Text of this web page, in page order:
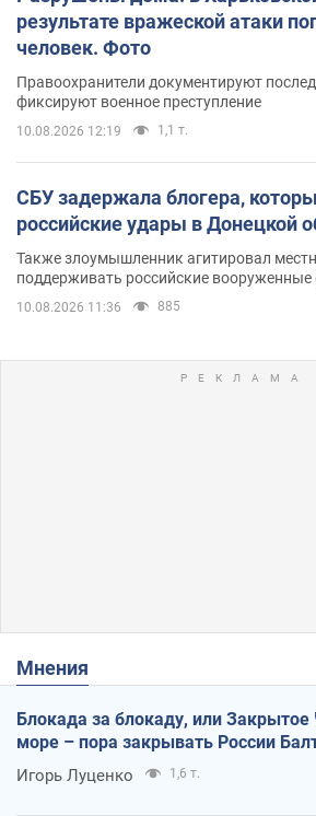
результате вражеской атаки
человек. Фото
Правоохранители документируют
фиксируют военное преступление
10.08.2026 12:19 1,1 т.
СБУ задержала блогера,
российские удары в Донецкой
Также злоумышленник агитировал
поддерживать российские
10.08.2026 11:36 885
Мнения
Блокада за блокаду, или Закрытое
море – пора закрывать России
Игорь Луценко 1,6 т.